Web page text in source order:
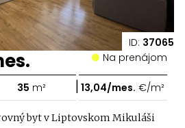
ID: 37065
Na prenájom
35 m² | 13,04/mes. €/m²
byt v Liptovskom Mikuláši